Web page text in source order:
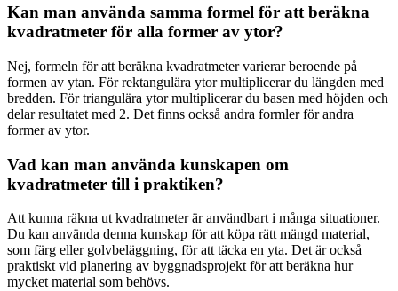
Kan man använda samma formel för att beräkna
kvadratmeter för alla former av ytor?
Nej, formeln för att beräkna kvadratmeter varierar beroende på
formen av ytan. För rektangulära ytor multiplicerar du längden med
bredden. För triangulära ytor multiplicerar du basen med höjden och
delar resultatet med 2. Det finns också andra formler för andra
former av ytor.
Vad kan man använda kunskapen om
kvadratmeter till i praktiken?
Att kunna räkna ut kvadratmeter är användbart i många situationer.
Du kan använda denna kunskap för att köpa rätt mängd material,
som färg eller golvbeläggning, för att täcka en yta. Det är också
praktiskt vid planering av byggnadsprojekt för att beräkna hur
mycket material som behövs.